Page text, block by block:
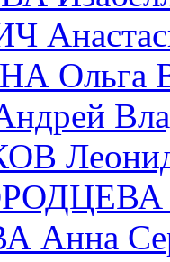
Ольга
Леонид
Анна